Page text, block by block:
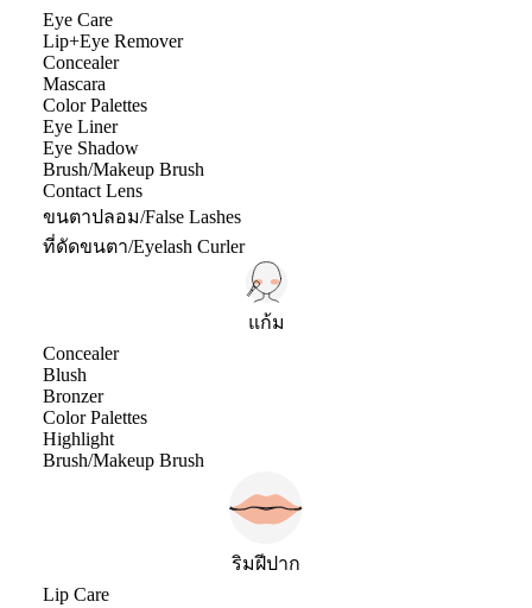
Eye Care
Lip+Eye Remover
Concealer
Mascara
Color Palettes
Eye Liner
Eye Shadow
Brush/Makeup Brush
Contact Lens
ขนตาปลอม/False Lashes
ที่ดัดขนตา/Eyelash Curler
แก้ม
Concealer
Blush
Bronzer
Color Palettes
Highlight
Brush/Makeup Brush
ริมฝีปาก
Lip Care